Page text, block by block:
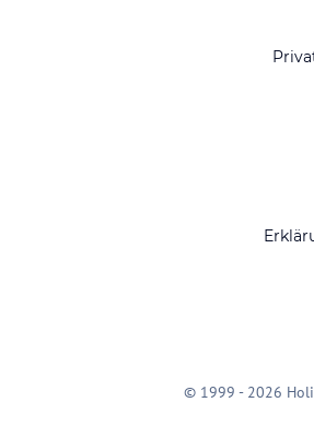
© 1999 - 2026